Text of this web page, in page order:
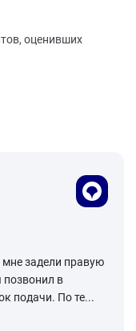
оценивших
мне задели правую
в
подачи. По те...